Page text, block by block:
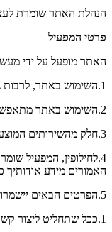
הנהלת האתר שומרת
פרטי המפעיל
האתר מופעל על ידי מעשינו גרופ, ח.פ. 320788599,
1.השימוש באתר, לרבות גלישה בו, טעון מסירת מידע, לרבות מידע אישי על-ידי המשתמשים, כפי שיפורט להלן.
2.השימוש באתר מתאפשר ללא רישום. המפעיל שומר לעצמו את הזכות להנהיג רישום לאתר, וכן לחייב רישום כזה לשם קבלת פרטים ושירותים מסוימים.
3.חלק מהשירותים המוצעים באתר יחייבו אותך למסור מידע, כדוגמת שמך, כתובתך, דרכי ההתקשרות עמך, כתובת הדואר האלקטרוני שלך ו\או מספר תעודת זהות. השדות שחובה למלא, יסומנו במפורש.
האמורים מידע
5.הפרטים הבאים יישמרו אודותיך בעת גלישה באתר:
1.ככל שתחליט ליצור קשר עם המפעיל באמצעות האתר, ייאסף המידע הקשור ביצירת הקשר עמך (ובכלל זה, תוכן הפניה).